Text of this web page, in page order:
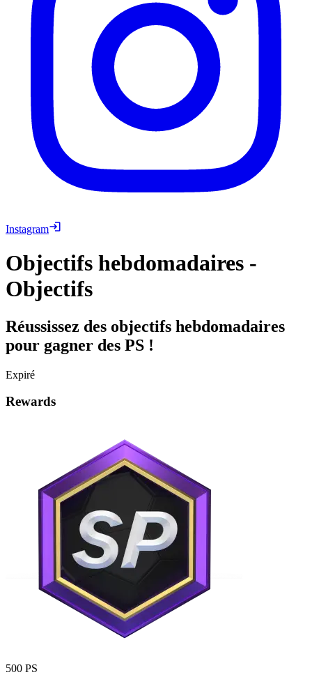
Instagram
Objectifs hebdomadaires -
Objectifs
Réussissez des objectifs hebdomadaires
pour gagner des PS !
Expiré
Rewards
500 PS